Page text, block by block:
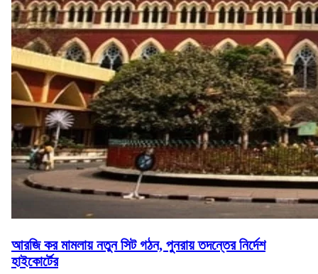
আরজি কর মামলায় নতুন সিট গঠন, পুনরায় তদন্তের নির্দেশ
হাইকোর্টের